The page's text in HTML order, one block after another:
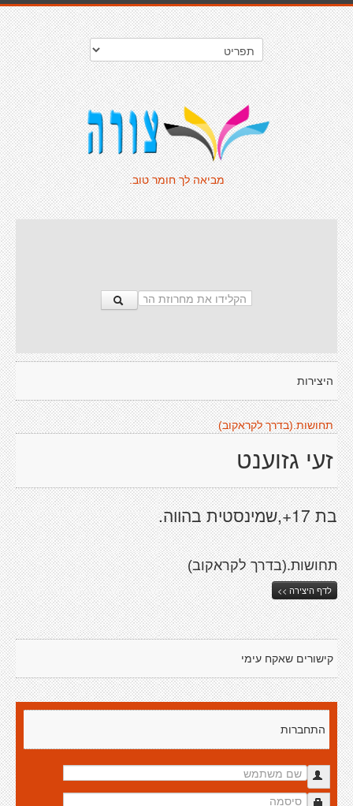
מביאה לך חומר טוב.
היצירות
תחושות.(בדרך לקראקוב)
זעי גזוענט
בת 17+,שמינסטית בהווה.
תחושות.(בדרך לקראקוב)
לדף היצירה >>
קישורים שאקח עימי
התחברות